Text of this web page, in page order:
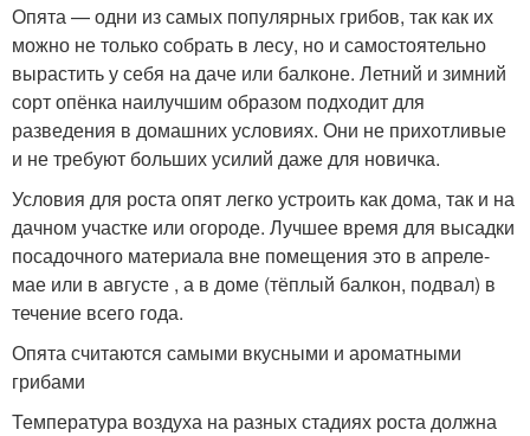
Опята — одни из самых популярных грибов, так как их
можно не только собрать в лесу, но и самостоятельно
вырастить у себя на даче или балконе. Летний и зимний
сорт опёнка наилучшим образом подходит для
разведения в домашних условиях. Они не прихотливые
и не требуют больших усилий даже для новичка.
Условия для роста опят легко устроить как дома, так и на
дачном участке или огороде. Лучшее время для высадки
посадочного материала вне помещения это в апреле-
мае или в августе , а в доме (тёплый балкон, подвал) в
течение всего года.
Опята считаются самыми вкусными и ароматными
грибами
Температура воздуха на разных стадиях роста должна